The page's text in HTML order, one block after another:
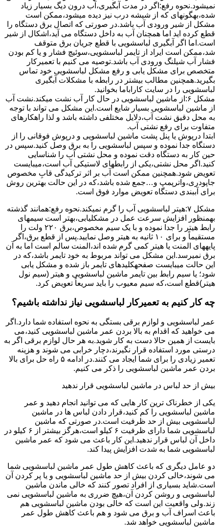
نمیشود.نحوه رﻓﻊ:اﮔﺮ در ﻣﺪت آﺑﮕﯿﺮی،آب درون دﯾﮓ ﺑﺴﯿﺎر زﯾﺎد
ﺷﺪه،بهگونهای ﮐﻪ از ﺷﯿﺸﻪ درب ﻧﯿﺰ دﯾﺪه میشود،ممکن است
مشکل از شیر ورودی آب باشد.در صورتی که اتصال برق دستگاه را
قطع کرده اید اما همچنان آب به داخل دستگاه می آید،اشکال از شیر
است.اما اگر آبگیری لباسشویی با قطع جریان برق متوقف
شد،ممکن است ایراد از تایمر لباسشویی،سوئیچ فشار و یا کم بودن
فشار آب شیلنگ ورودی آب باشد.توصیه می کنیم با تعمیرکار
متخصص برای مشکل یابی و رفع مشکل لباسشویی خود تماس
بگیرید.همچنین مطالب بیشتر در رابطه با مشکلات آبگیری
لباسشویی را در سایت کاراباما بخوانید.
مشکل ۶:از ﻣﺎﺷﯿﻦ لباسشویی در ﺣﺎل ﮐﺎر آب ﻧﺸﺖ میکند.نشت آب
از ماشین لباسشویی بسیار شایع است.این مشکل می تواند با توجه
به محل دقیق نشت آب،دلایل مختلفی داشته باشد و لذا راهکارهای
متفاوت برای رفع نشتی آب.
ابتدا درپوش یا پنل ﭘﺸﺖ ﻣﺎﺷﯿﻦ لباسشویی و درپوش ﻓﻮﻗﺎﻧﯽ را از
دستگاه ﺟﺪا ﻧﻤﻮده و ﺳﭙﺲ لباسشویی را ﺑﻪ ﺑﺮق وصل ﮐﻨﯿﺪ.سپس در
حین کار به دستگاه دقت نموده و ﻣﺤﻞ نشتی آب را ﺷﻨﺎﺳﺎﯾﯽ
کنید.اﮔﺮ ﻣﺤﻞ نشتی،ﯾﮑﯽ از رابطهای ﻻﺳﺘﯿﮑﯽ آب اﺳﺖ،میبایست
ﺗﻌﻮﯾﺾ شود.همچنین ﻣﻤﮑﻦ اﺳﺖ آب بر اثر ﺗﺮﮐﯿﺪﮔﯽ قابِ ﻣﺨﺼﻮص
ﺟﺎﭘﻮدری،واترپمپ و…جمع شده ﺑﺎﺷﺪ،ﮐﻪ در این حالت بهترین روش
برای آببندی دستگاه ﺗﻌﻮﯾﺾ ﻣﻮارد ﻓﻮق اﺳﺖ.
مشکل ۷:ﻫﯿﺘﺮ لباسشویی آب را ﮔﺮم نمیکند.نحوه رﻓﻊ:ﻫﻤﺎﻧﻨﺪ ﮔﺬﺷﺘﻪ
بهمنظور اﻓﺰاﯾﺶ ﺳﺮﻋﺖ ﻋﻤﻞ در مشکلیابی،بهتر است سیمهای
راﺑﻂ ﻫﯿﺘﺮ را ﺟﺪا ﻧﻤﻮده و ﺑﺎ ﯾﮏ ﺳﯿﻢ ﻣﺨﺼﻮص،برق ۲۲۰ ولت را
مستقیماً و برای ۱۰ ﺛﺎﻧﯿﻪ ﺑﻪ ﻫﯿﺘﺮ وصل نمایید.ﭘﺲ از ﻗﻄﻊ ﺑﺮق،اﮔﺮ
پایههای اﻟﻤﻨﺖ یا هیتر کمی ﮔﺮم ﺷﺪه اند،اﻟﻤﻨﺖ ﺳﺎﻟﻢ است اما ﺑﻪ آن
ﺑﺮق نمیرسد.اﯾﻦ ﻣﺸﮑﻞ می تواند مربوط به ﺧﻮد ﺗﺎﯾﻤﺮ باشد،ﮐﻪ در
این حالت میبایست صفحهکلیدهای ﺗﺎﯾﻤﺮ باز شده و مشکل یابی
شود؛ ﯾﺎ ﺳﯿﻢ راﺑﻂ ﺑﯿﻦ ﺗﺎﯾﻤﺮ ماشین لباسشویی و ﻫﯿﺘﺮ (سیم ﻧﻮل
ﻫﯿﺘﺮ)ﻗﻄﻊ اﺳﺖ،ﮐﻪ ﺳﯿﻢ ﻣﻌﯿﻮب را ﺑﺎﯾﺪ سریعاً ﺗﻌﻮﯾﺾ کرد.
چه کار کنیم به تعمیرکار لباسشویی نیاز نداشته باشیم؟
عمر لباسشویی و لوازم برقی بستگی به نحوه استفاده شما دارد.اگر
می خواهید که اقدام به بالا بردن عمر ماشین لباسشویی کنید،می
بایست از همین حالا دست به کار شوید.به هر حال لوازم برقی اگر به
درستی مورد استفاده قرار نگیرند،دچار خرابی می شوند و هزینه
تعمیر زیادی را برای شما ایجاد می کنند.در ادامه ۵ راه حل برای بالا
بردن عمر ماشین لباسشویی را ذکر می کنیم.
بیش از حد لباس در ماشین لباسشویی قرار ندهید
یکی از خطرناک ترین کار هایی که می توانید انجام دهید و عمر
ماشین لباسشویی را کم کنید،قرار دادن لباس ها در ماشین
لباسشویی بیش از حد ظرفیت است.در صورتی که ماشین
لباسشویی شما دارای ظرفیت ۶ کیلو است،هرگز بیشتر از ۶ کیلو در
داخل آن لباس قرار ندهید.این کار باعث می شود که عمر ماشین
لباسشویی شما به شدت افزایش پیدا کند.
دو عامل دیگری که باعث کاهش طول عمر ماشین لباسشویی شما
می شوند،خالی کردن بیش از حد ماشین لباسشویی و یا پر کردن آن
است.شاید بسیاری از افراد تصور کنند که خالی ماندن ماشین
لباسشویی و روشن کردن آن،هیچ ضرری به ماشین لباسشویی نمی
زند.ولی واقعیت این است که خالی بودن ماشین لباسشویی هم
باعث اسراف آب و برق می شود و هم باعث کاهش طول عمر
ماشین لباسشویی خواهد شد.